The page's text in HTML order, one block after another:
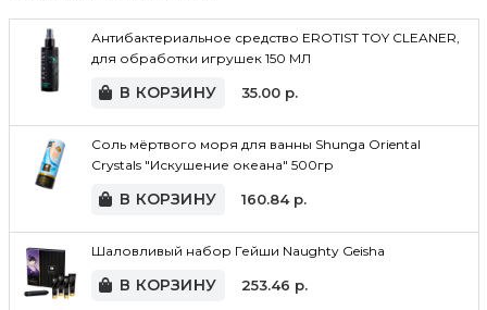
Антибактериальное средство EROTIST TOY CLEANER,
для обработки игрушек 150 МЛ
В КОРЗИНУ 35.00р.
Соль мёртвого моря для ванны Shunga Oriental
Crystals "Искушение океана" 500гр
В КОРЗИНУ 160.84р.
Шаловливый набор Гейши Naughty Geisha
В КОРЗИНУ 253.46 р.